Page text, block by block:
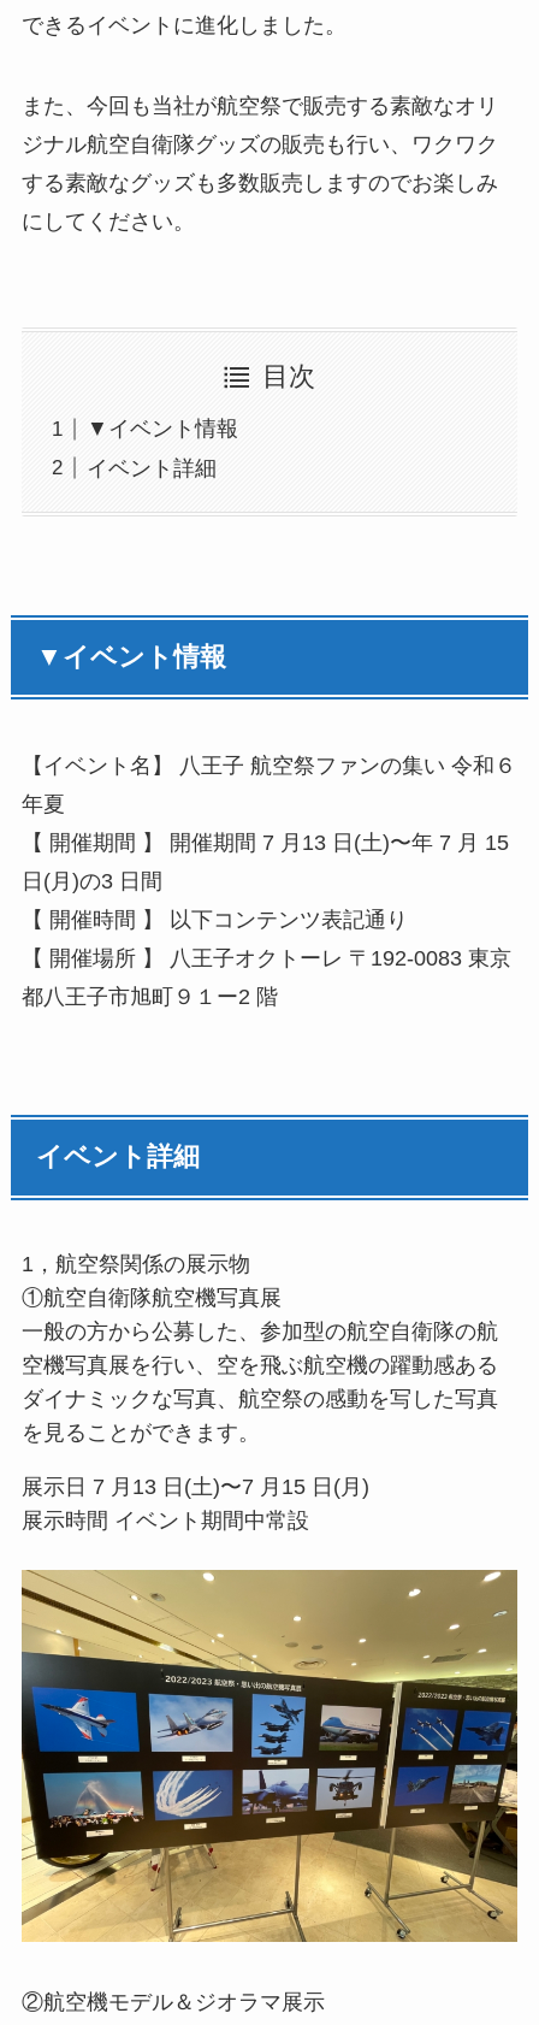
できるイベントに進化しました。
また、今回も当社が航空祭で販売する素敵なオリ
ジナル航空⾃衛隊グッズの販売も⾏い、ワクワク
する素敵なグッズも多数販売しますのでお楽しみ
にしてください。
目次
▼イベント情報
イベント詳細
▼イベント情報
【イベント名】 ⼋王⼦ 航空祭ファンの集い 令和６
年夏
【 開催期間 】 開催期間 7 ⽉13 ⽇(⼟)〜年 7 ⽉ 15
⽇(⽉)の3 ⽇間
【 開催時間 】 以下コンテンツ表記通り
【 開催場所 】 ⼋王⼦オクトーレ 〒192-0083 東京
都⼋王⼦市旭町９１ー2 階
イベント詳細
1，航空祭関係の展⽰物
①航空⾃衛隊航空機写真展
⼀般の⽅から公募した、参加型の航空⾃衛隊の航
空機写真展を⾏い、空を⾶ぶ航空機の躍動感ある
ダイナミックな写真、航空祭の感動を写した写真
を⾒ることができます。
展⽰⽇ 7 ⽉13 ⽇(⼟)〜7 ⽉15 ⽇(⽉)
展⽰時間 イベント期間中常設
②航空機モデル＆ジオラマ展⽰